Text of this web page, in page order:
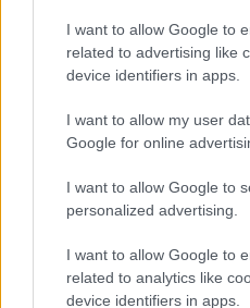
I want to allow Google to
related to advertising like
device identifiers in apps.
I want to allow my user
Google for online
I want to allow Google to
personalized advertising.
I want to allow Google to
related to analytics like
device identifiers in apps.
Από τον Σεπτέμβριο θα
λεγόμενες «δράσεις
νηπιαγωγείο μέχρι και
αφορούν σε θέματα που
δουλεύουμε σε ομάδες,
Οι εν λόγω δράσεις θα
καθημερινότητα και θα
σχολικές εκδρομές, όπως
Πιερρακάκης.